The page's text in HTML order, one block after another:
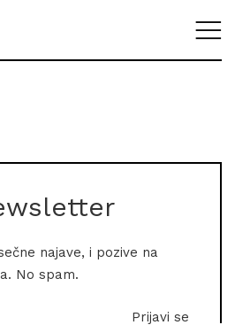
najave, i pozive na
No spam.